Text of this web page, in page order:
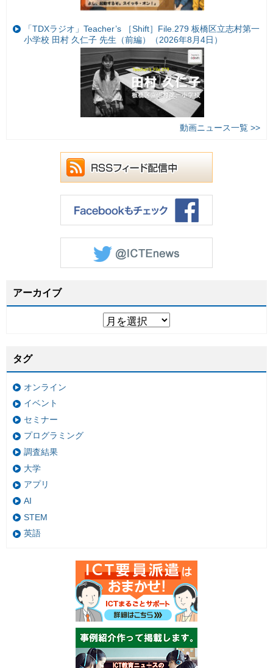
「TDXラジオ」Teacher’s ［Shift］File.279 板橋区立志村第一
小学校 田村 久仁子 先生（前編）（2026年8月4日）
動画ニュース一覧 >>
アーカイブ
タグ
オンライン
イベント
セミナー
プログラミング
調査結果
大学
アプリ
AI
STEM
英語